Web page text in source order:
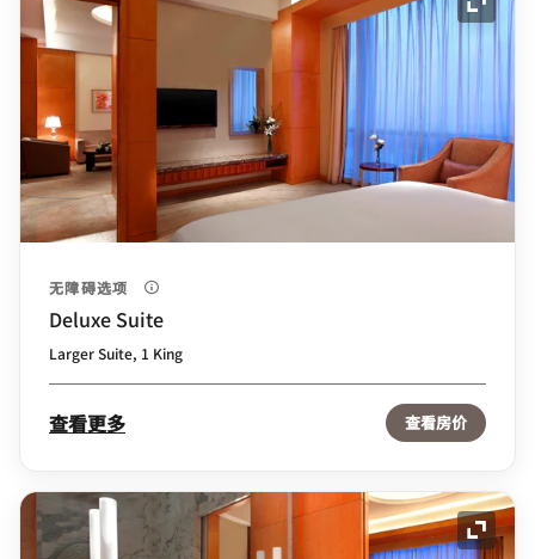
展开
无障碍选项
Deluxe Suite
Larger Suite, 1 King
查看更多 查看房价
展开